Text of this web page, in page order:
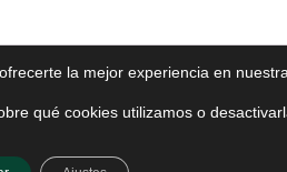
la mejor experiencia en
qué cookies utilizamos o